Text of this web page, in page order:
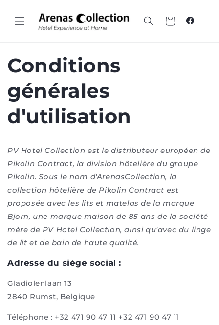
contenu
Panier
Conditions
générales
d'utilisation
PV Hotel Collection est le distributeur européen de
Pikolin Contract, la division hôtelière du groupe
Pikolin. Sous le nom d'ArenasCollection, la
collection hôtelière de Pikolin Contract est
proposée avec les lits et matelas de la marque
Bjorn, une marque maison de 85 ans de la société
mère de PV Hotel Collection, ainsi qu'avec du linge
de lit et de bain de haute qualité.
Adresse du siège social :
Gladiolenlaan 13
2840 Rumst, Belgique
Téléphone : +32 471 90 47 11 +32 471 90 47 11